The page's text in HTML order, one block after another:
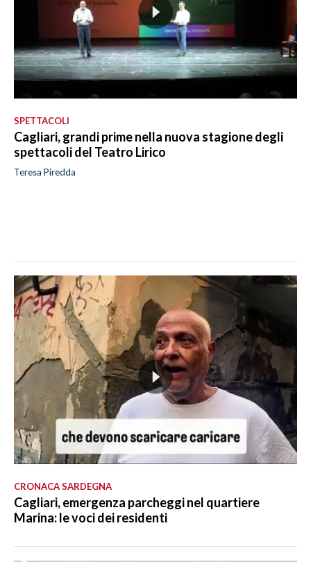
SPETTACOLI
Cagliari, grandi prime nella nuova stagione degli
spettacoli del Teatro Lirico
Teresa Piredda
CRONACA SARDEGNA
Cagliari, emergenza parcheggi nel quartiere
Marina: le voci dei residenti